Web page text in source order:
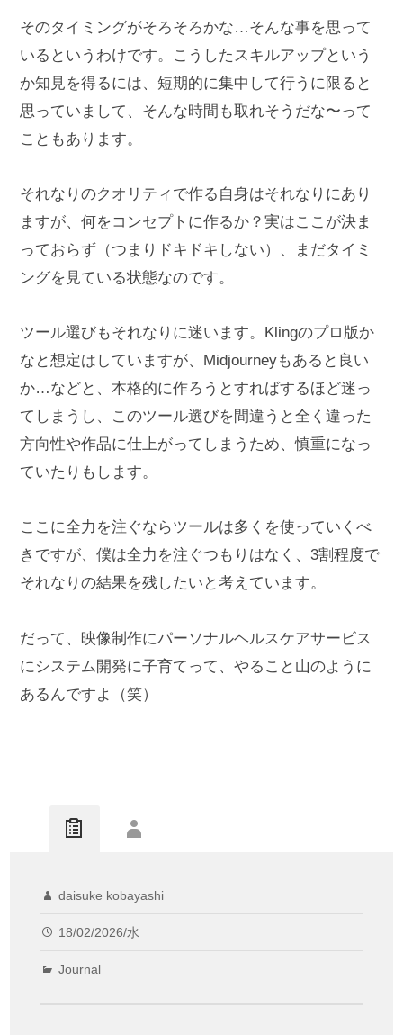
そのタイミングがそろそろかな…そんな事を思って
いるというわけです。こうしたスキルアップという
か知見を得るには、短期的に集中して行うに限ると
思っていまして、そんな時間も取れそうだな〜って
こともあります。
それなりのクオリティで作る自身はそれなりにあり
ますが、何をコンセプトに作るか？実はここが決ま
っておらず（つまりドキドキしない）、まだタイミ
ングを見ている状態なのです。
ツール選びもそれなりに迷います。Klingのプロ版か
なと想定はしていますが、Midjourneyもあると良い
か…などと、本格的に作ろうとすればするほど迷っ
てしまうし、このツール選びを間違うと全く違った
方向性や作品に仕上がってしまうため、慎重になっ
ていたりもします。
ここに全力を注ぐならツールは多くを使っていくべ
きですが、僕は全力を注ぐつもりはなく、3割程度で
それなりの結果を残したいと考えています。
だって、映像制作にパーソナルヘルスケアサービス
にシステム開発に子育てって、やること山のように
あるんですよ（笑）
daisuke kobayashi
18/02/2026/水
Journal